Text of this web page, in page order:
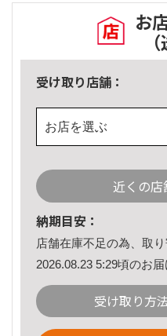
お
受け取り店舗：
お店を選ぶ
近くの店
納期目安：
店舗在庫不足の為、取
2026.08.23 5:29頃のお届
受け取り方